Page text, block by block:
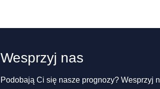
Wesprzyj nas
Podobają Ci się nasze prognozy? Wesprzyj